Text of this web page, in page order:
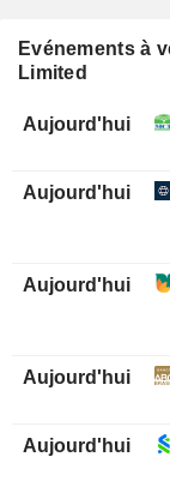
Evénements à
Limited
Aujourd'hui
Aujourd'hui
Aujourd'hui
Aujourd'hui
Aujourd'hui